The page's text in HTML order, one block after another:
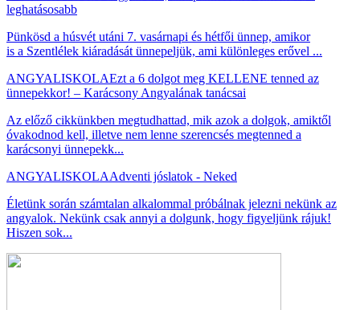
leghatásosabb
Pünkösd a húsvét utáni 7. vasárnapi és hétfői ünnep, amikor
is a Szentlélek kiáradását ünnepeljük, ami különleges erővel ...
ANGYALISKOLAEzt a 6 dolgot meg KELLENE tenned az
ünnepekkor! – Karácsony Angyalának tanácsai
Az előző cikkünkben megtudhattad, mik azok a dolgok, amiktől
óvakodnod kell, illetve nem lenne szerencsés megtenned a
karácsonyi ünnepekk...
ANGYALISKOLAAdventi jóslatok - Neked
Életünk során számtalan alkalommal próbálnak jelezni nekünk az
angyalok. Nekünk csak annyi a dolgunk, hogy figyeljünk rájuk!
Hiszen sok...